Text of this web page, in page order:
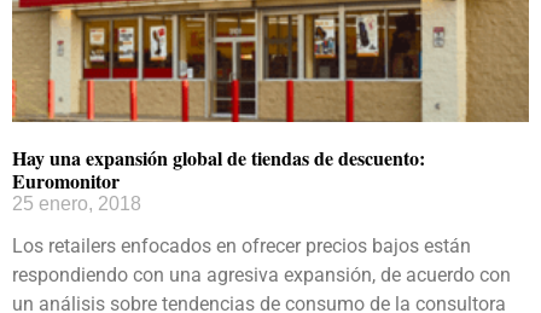
Hay una expansión global de tiendas de descuento:
Euromonitor
25 enero, 2018
Los retailers enfocados en ofrecer precios bajos están
respondiendo con una agresiva expansión, de acuerdo con
un análisis sobre tendencias de consumo de la consultora